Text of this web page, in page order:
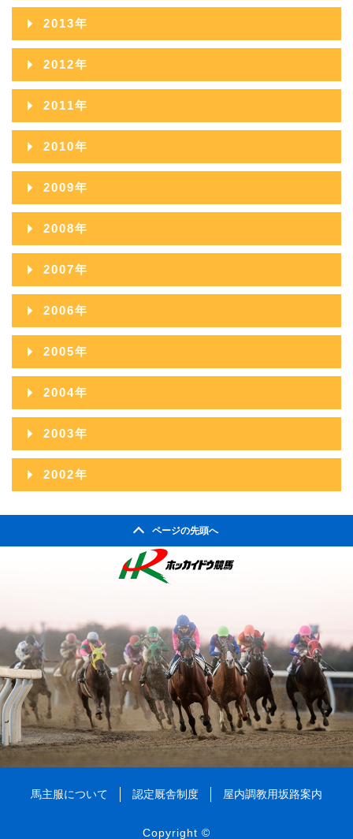
2015年11月
2015年10月
2015年09月
2015年08月
2015年07月
2015年06月
2015年05月
2015年03月
2015年02月
2015年01月
2014年12月
2014年11月
2014年10月
2014年09月
2014年08月
2014年07月
2014年06月
2014年05月
2014年03月
2014年02月
2014年01月
2013年
2013年12月
2013年11月
2013年10月
2013年09月
2013年08月
2013年07月
2013年06月
2013年05月
2013年03月
2013年02月
2013年01月
2012年
2012年12月
2012年11月
2012年10月
2012年09月
2012年08月
2012年07月
2012年06月
2012年05月
2012年03月
2012年02月
2012年01月
2011年
2011年12月
2011年11月
2011年10月
2011年09月
2011年08月
2011年07月
2011年06月
2011年05月
2011年03月
2011年02月
2010年
2010年12月
2010年11月
2010年10月
2010年09月
2010年08月
2010年07月
2010年06月
2010年05月
2010年03月
2009年
2009年12月
2009年11月
2009年10月
2009年09月
2009年08月
2009年07月
2009年06月
2009年05月
2009年03月
2008年
2008年12月
2008年11月
2008年10月
2008年09月
2008年08月
2008年07月
2008年06月
2008年05月
2008年01月
2007年
2007年12月
2007年11月
2007年10月
2007年09月
2007年08月
2007年07月
2007年02月
2007年01月
2006年
2006年12月
2006年11月
2006年10月
2006年09月
2006年08月
2006年03月
2006年02月
2006年01月
2005年
2005年12月
2005年11月
2005年10月
2005年09月
2005年08月
2005年07月
2005年04月
2005年03月
2005年02月
2005年01月
2004年
2004年12月
2004年11月
2004年10月
2004年06月
2004年05月
2004年04月
2004年03月
2004年02月
2004年01月
2003年
2003年12月
2003年07月
2003年06月
2003年05月
2003年04月
2003年01月
2002年
ページの先頭へ
馬主服について 認定厩舎制度 屋内調教用坂路案内
Copyright ©